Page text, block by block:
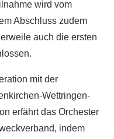
wird vom
Abschluss zudem
auch die ersten
mit der
Wettringen-
erfährt das Orchester
indem